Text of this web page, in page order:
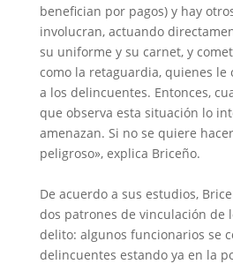
benefician por pagos) y hay
involucran, actuando
su uniforme y su carnet, y
como la retaguardia, quienes le
a los delincuentes. Entonces,
que observa esta situación lo
amenazan. Si no se quiere
peligroso», explica Briceño.
De acuerdo a sus estudios,
dos patrones de vinculación de
delito: algunos funcionarios se
delincuentes estando ya en la